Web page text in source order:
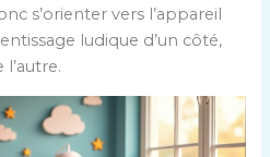
s’orienter vers l’appareil
ludique d’un côté,